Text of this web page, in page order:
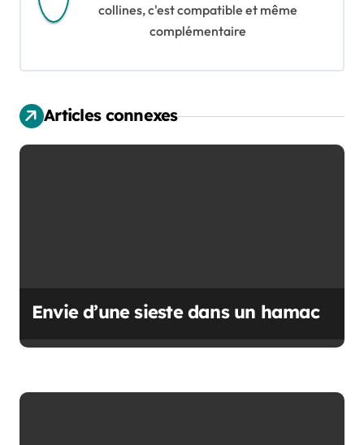
t
i
o
a
t
collines, c'est compatible et même
complémentaire
Articles connexes
Envie d’une sieste dans un hamac